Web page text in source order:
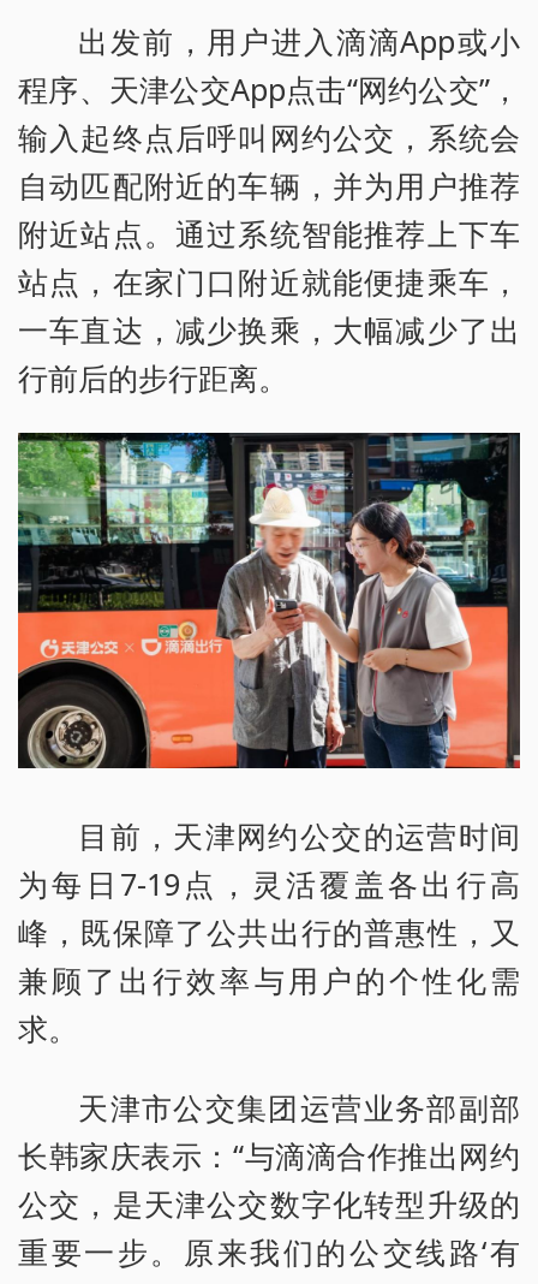
出发前，用户进入滴滴App或小
程序、天津公交App点击“网约公交”，
输入起终点后呼叫网约公交，系统会
自动匹配附近的车辆，并为用户推荐
附近站点。通过系统智能推荐上下车
站点，在家门口附近就能便捷乘车，
一车直达，减少换乘，大幅减少了出
行前后的步行距离。
目前，天津网约公交的运营时间
为每日7-19点，灵活覆盖各出行高
峰，既保障了公共出行的普惠性，又
兼顾了出行效率与用户的个性化需
求。
天津市公交集团运营业务部副部
长韩家庆表示：“与滴滴合作推出网约
公交，是天津公交数字化转型升级的
重要一步。原来我们的公交线路‘有